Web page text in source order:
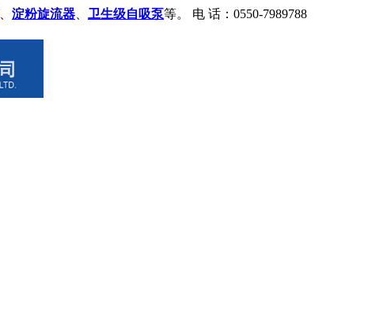
淀粉旋流器 卫生级自吸泵等。 电 话：0550-7989788